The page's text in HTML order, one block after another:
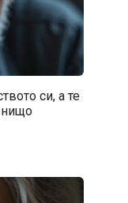
си, а те
нищо